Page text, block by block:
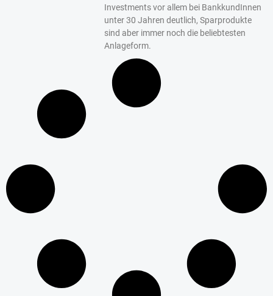
Investments vor allem bei BankkundInnen
unter 30 Jahren deutlich, Sparprodukte
sind aber immer noch die beliebtesten
Anlageform.